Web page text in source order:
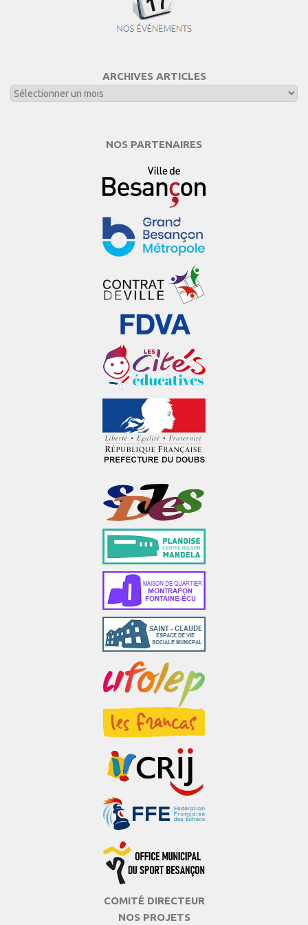
ARCHIVES ARTICLES
NOS PARTENAIRES
COMITÉ DIRECTEUR
NOS PROJETS